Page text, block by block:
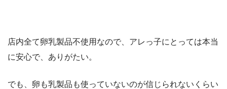
店内全て卵乳製品不使用なので、アレっ子にとっては本当
に安心で、ありがたい。
でも、卵も乳製品も使っていないのが信じられないくらい